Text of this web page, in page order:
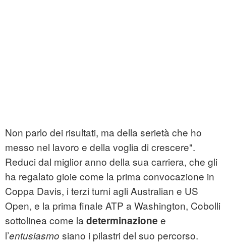
Non parlo dei risultati, ma della serietà che ho
messo nel lavoro e della voglia di crescere".
Reduci dal miglior anno della sua carriera, che gli
ha regalato gioie come la prima convocazione in
Coppa Davis, i terzi turni agli Australian e US
Open, e la prima finale ATP a Washington, Cobolli
sottolinea come la determinazione e
l’entusiasmo siano i pilastri del suo percorso.